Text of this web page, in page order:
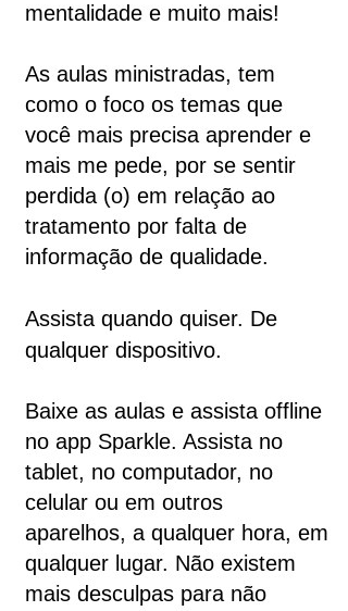
mentalidade e muito mais!
As aulas ministradas, tem
como o foco os temas que
você mais precisa aprender e
mais me pede, por se sentir
perdida (o) em relação ao
tratamento por falta de
informação de qualidade.
Assista quando quiser. De
qualquer dispositivo.
Baixe as aulas e assista offline
no app Sparkle. Assista no
tablet, no computador, no
celular ou em outros
aparelhos, a qualquer hora, em
qualquer lugar. Não existem
mais desculpas para não